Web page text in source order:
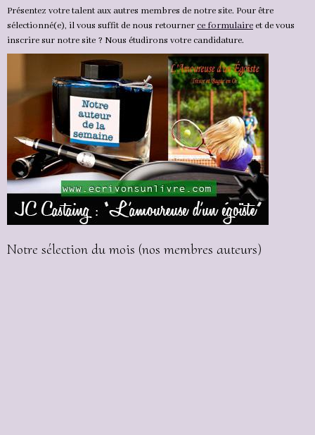
Présentez votre talent aux autres membres de notre site. Pour être
sélectionné(e), il vous suffit de nous retournerce formulaireet de vous
inscrire sur notre site ? Nous étudirons votre candidature.
Notre sélection du mois (nos membres auteurs)